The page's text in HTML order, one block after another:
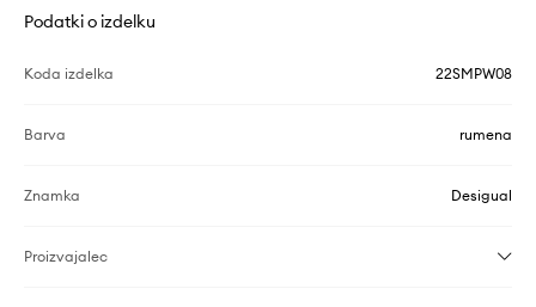
Podatki o izdelku
Koda izdelka 22SMPW08
Barva rumena
Znamka Desigual
Proizvajalec